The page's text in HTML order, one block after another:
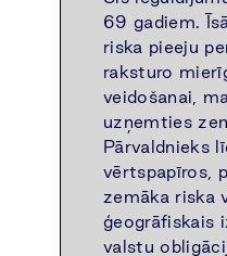
69 gadiem.
riska pieeju
raksturo
veidošanai,
uzņemties
Pārvaldnieks
vērtspapīros,
zemāka riska
ģeogrāfiskais
valstu